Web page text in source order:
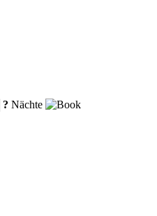
? Nächte